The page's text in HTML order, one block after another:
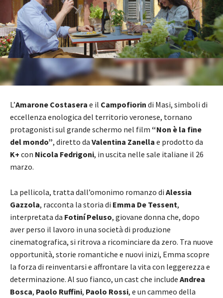
L’Amarone Costasera e il Campofiorin di Masi, simboli di
eccellenza enologica del territorio veronese, tornano
protagonisti sul grande schermo nel film “Non è la fine
del mondo”, diretto da Valentina Zanella e prodotto da
K+ con Nicola Fedrigoni, in uscita nelle sale italiane il 26
marzo.
La pellicola, tratta dall’omonimo romanzo di Alessia
Gazzola, racconta la storia di Emma De Tessent,
interpretata da Fotiní Peluso, giovane donna che, dopo
aver perso il lavoro in una società di produzione
cinematografica, si ritrova a ricominciare da zero. Tra nuove
opportunità, storie romantiche e nuovi inizi, Emma scopre
la forza di reinventarsi e affrontare la vita con leggerezza e
determinazione. Al suo fianco, un cast che include Andrea
Bosca, Paolo Ruffini, Paolo Rossi, e un cammeo della